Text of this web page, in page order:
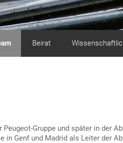
Beirat
Gruppe und später in der
in Genf und Madrid als Leiter der